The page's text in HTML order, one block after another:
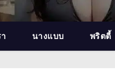
นางแบบ พริตตี้